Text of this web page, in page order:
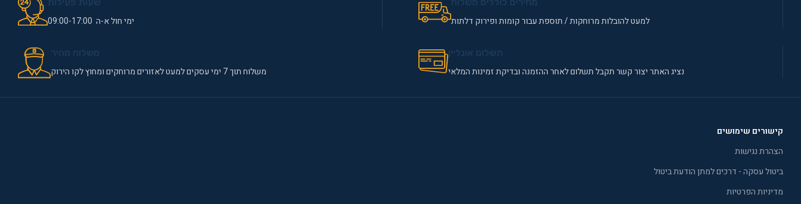
למעט להובלות מרוחקות / תוספת עבור קומות ופירוק דלתות ימי חול א-ה 09:00-17:00
נציג האתר יצור קשר תקבל תשלום לאחר ההזמנה ובדיקת זמינות המלאי משלוח תוך 7 ימי עסקים למעט לאזורים מרוחקים ומחוץ לקו הירוק
קישורים שימושים
הצהרת נגישות
ביטול עסקה - דרכים למתן הודעת ביטול
מדיניות הפרטיות